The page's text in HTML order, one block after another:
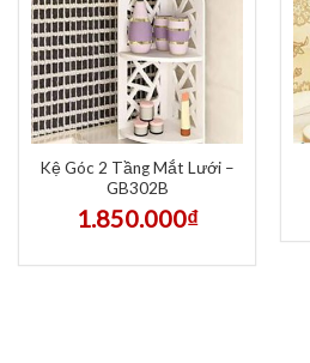
Kệ Góc 2 Tầng Mắt Lưới –
GB302B
1.850.000₫